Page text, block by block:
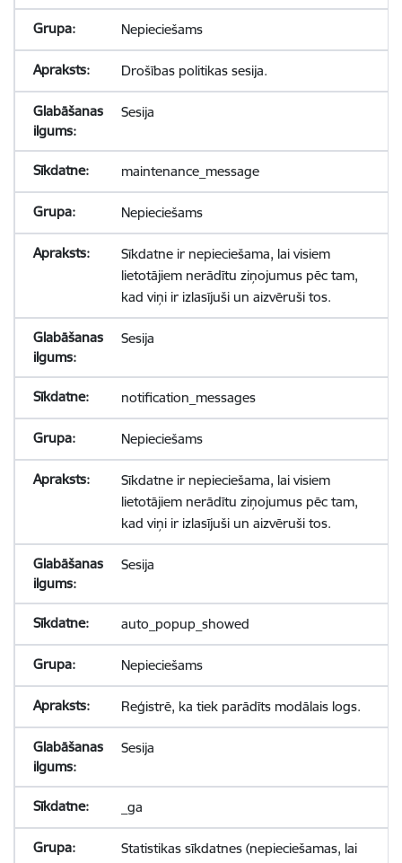
Nepieciešams
Drošības politikas sesija.
Sesija
maintenance_message
Nepieciešams
Sīkdatne ir nepieciešama, lai visiem
lietotājiem nerādītu ziņojumus pēc tam,
kad viņi ir izlasījuši un aizvēruši tos.
Sesija
notification_messages
Nepieciešams
Sīkdatne ir nepieciešama, lai visiem
lietotājiem nerādītu ziņojumus pēc tam,
kad viņi ir izlasījuši un aizvēruši tos.
Sesija
auto_popup_showed
Nepieciešams
Reģistrē, ka tiek parādīts modālais logs.
Sesija
_ga
Statistikas sīkdatnes (nepieciešamas, lai